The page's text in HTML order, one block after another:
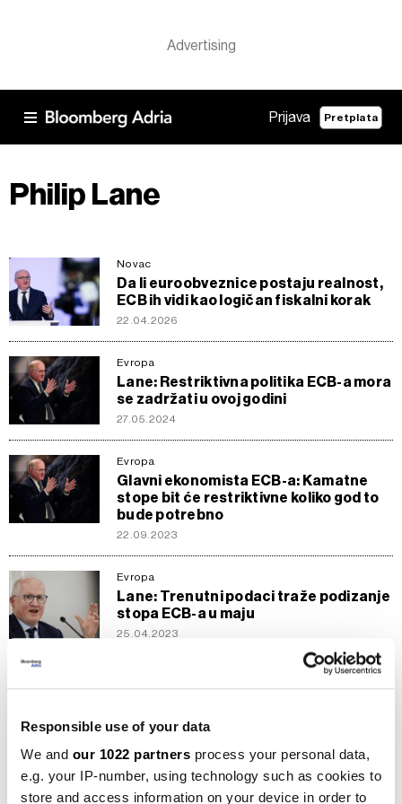
Responsible use of your data
We and our 1022 partners process your personal data,
e.g. your IP-number, using technology such as cookies to
store and access information on your device in order to
Prijava Pretplata
Philip Lane
Novac
Da li euroobveznice postaju realnost,
ECB ih vidi kao logičan fiskalni korak
22.04.2026
Evropa
Lane: Restriktivna politika ECB-a mora
se zadržati u ovoj godini
27.05.2024
Evropa
Glavni ekonomista ECB-a: Kamatne
stope bit će restriktivne koliko god to
bude potrebno
22.09.2023
Evropa
Lane: Trenutni podaci traže podizanje
stopa ECB-a u maju
25.04.2023
Lane (ECB): Povećanje stopa ako
30.03.2023
Evropa
Glavni ekonomist ECB-a uvjeren da je